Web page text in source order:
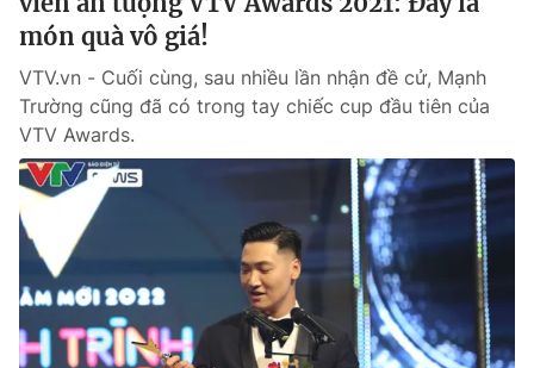
món quà vô giá!
VTV.vn - Cuối cùng, sau nhiều lần nhận đề cử, Mạnh
Trường cũng đã có trong tay chiếc cup đầu tiên của
VTV Awards.